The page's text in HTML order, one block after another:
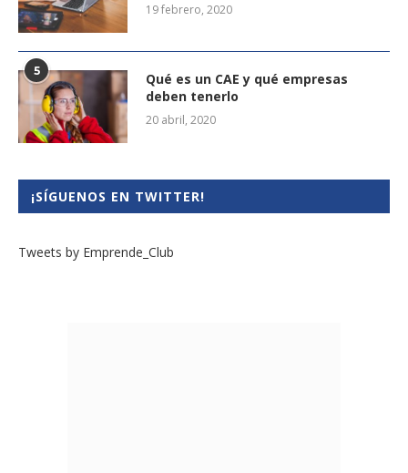
19 febrero, 2020
5
Qué es un CAE y qué empresas
deben tenerlo
20 abril, 2020
¡SÍGUENOS EN TWITTER!
Tweets by Emprende_Club